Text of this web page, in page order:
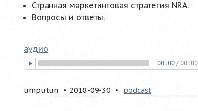
Странная маркетинговая стратегия NRA.
Вопросы и ответы.
аудио
00:00 / 00:00
umputun 2018-09-30 podcast